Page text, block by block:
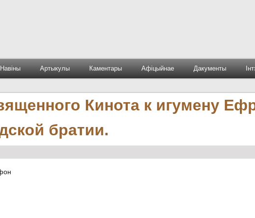
Навіны Артыкулы Каментары Афіцыйнае Дакументы
Кинота к игумену
братии.